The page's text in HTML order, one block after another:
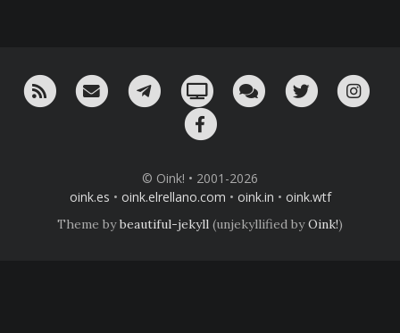
RSS ¡Mándame un email!¡Nuestro canal en Telegram!
Oink! TV Charla con nosotros
Twitter
© Oink! • 2001-2026
oink.es • oink.elrellano.com • oink.in • oink.wtf
Theme bybeautiful-jekyll (unjekyllified byOink!)